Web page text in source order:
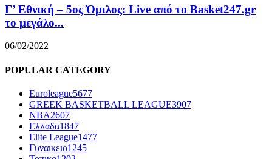
Γ’ Εθνική – 5ος Όμιλος: Live από το Basket247.gr
το μεγάλο...
06/02/2022
POPULAR CATEGORY
Euroleague5677
GREEK BASKETBALL LEAGUE3907
NBA2607
Ελλαδα1847
Elite League1477
Γυναικειο1245